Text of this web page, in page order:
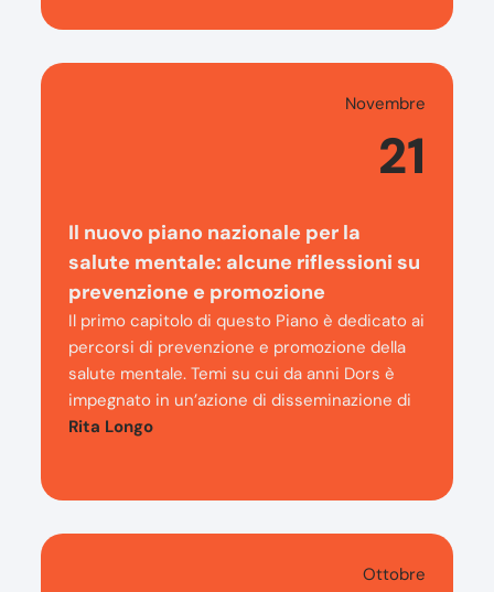
Novembre
21
Il nuovo piano nazionale per la
salute mentale: alcune riflessioni su
prevenzione e promozione
Il primo capitolo di questo Piano è dedicato ai
percorsi di prevenzione e promozione della
salute mentale. Temi su cui da anni Dors è
impegnato in un’azione di disseminazione di
Rita Longo
Ottobre